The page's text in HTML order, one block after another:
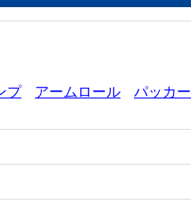
プ アームロール
パッカー